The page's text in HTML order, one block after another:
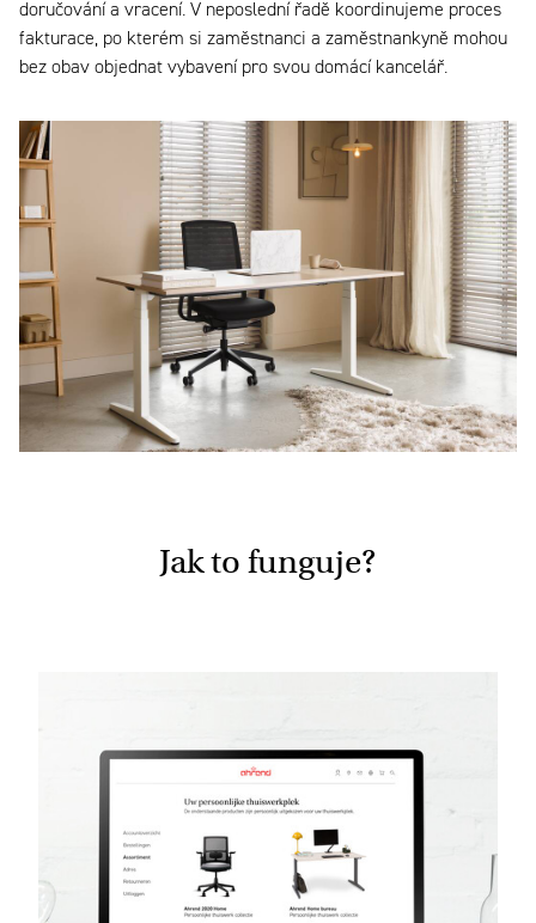
doručování a vracení. V neposlední řadě koordinujeme proces
fakturace, po kterém si zaměstnanci a zaměstnankyně mohou
bez obav objednat vybavení pro svou domácí kancelář.
Jak to funguje?